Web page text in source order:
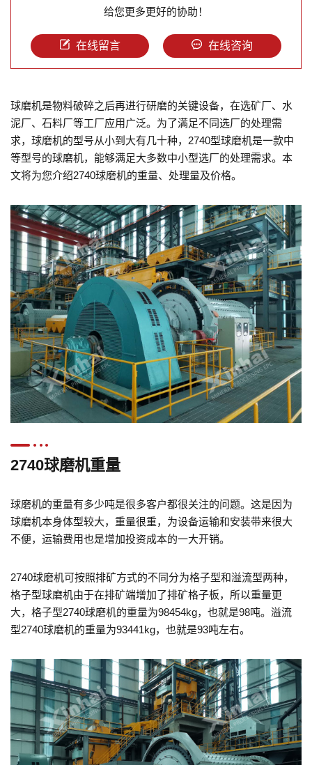
给您更多更好的协助！
在线留言 在线咨询
球磨机是物料破碎之后再进行研磨的关键设备，在选矿厂、水
泥厂、石料厂等工厂应用广泛。为了满足不同选厂的处理需
求，球磨机的型号从小到大有几十种，2740型球磨机是一款中
等型号的球磨机，能够满足大多数中小型选厂的处理需求。本
文将为您介绍2740球磨机的重量、处理量及价格。
2740球磨机重量
球磨机的重量有多少吨是很多客户都很关注的问题。这是因为
球磨机本身体型较大，重量很重，为设备运输和安装带来很大
不便，运输费用也是增加投资成本的一大开销。
2740球磨机可按照排矿方式的不同分为格子型和溢流型两种，
格子型球磨机由于在排矿端增加了排矿格子板，所以重量更
大，格子型2740球磨机的重量为98454kg，也就是98吨。溢流
型2740球磨机的重量为93441kg，也就是93吨左右。